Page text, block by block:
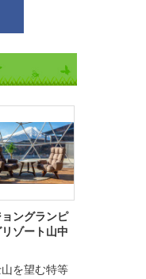
ョングランピ
ゾート山中
を望む特等